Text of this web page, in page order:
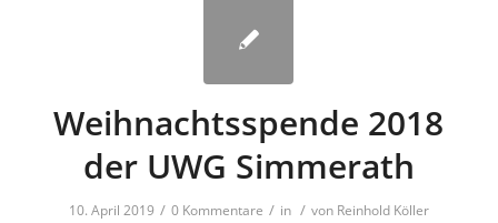
Weihnachtsspende 2018
der UWG Simmerath
10. April 2019 / 0 Kommentare / in / von Reinhold Köller